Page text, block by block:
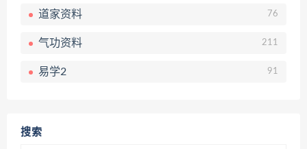
道家资料 76
气功资料 211
易学2 91
搜索